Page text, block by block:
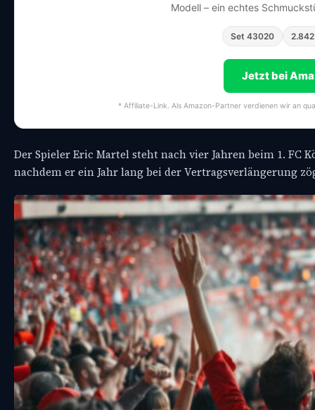
Modell – ein echtes
Set 43020
Jetzt bei
* Affiliate-Link. Als Amazon-Partner verdienen wir an
Der Spieler Eric Martel steht nach vier Jahren beim 1. FC
nachdem er ein Jahr lang bei der Vertragsverlängerung